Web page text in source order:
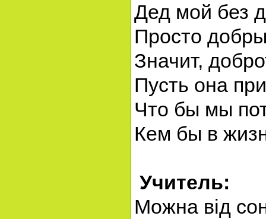
Дед мой без
Просто
Значит,
Пусть она
Что бы мы
Кем бы в
Учитель:
Можна від